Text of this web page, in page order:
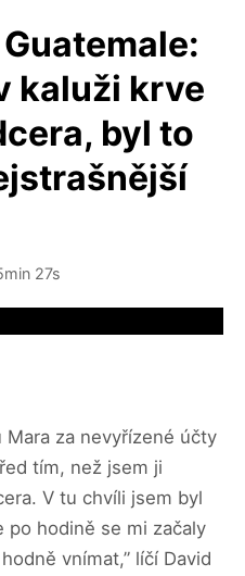
kaluži krve
byl to
27s
Mara za nevyřízené účty
tím, než jsem ji
V tu chvíli jsem byl
po hodině se mi začaly
vnímat,” líčí David